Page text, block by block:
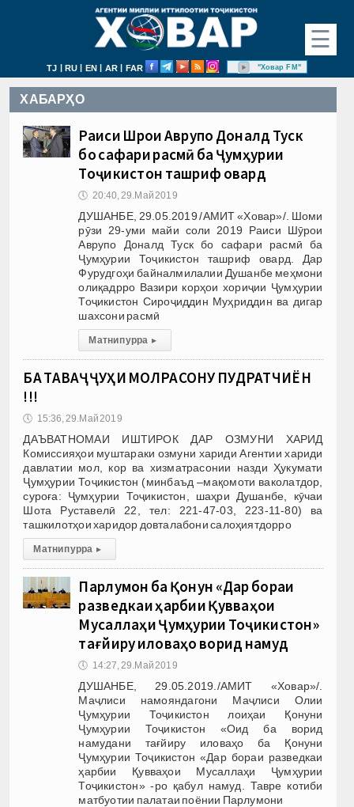
☰
TJ | RU | EN | AR | FAR "Ховар FM"
ХАБАРҲО
Раиси Шӯрои Аврупо Доналд Туск
бо сафари расмӣ ба Ҷумҳурии
Тоҷикистон ташриф овард
🕔 20:40, 29.Май 2019
ДУШАНБЕ, 29.05.2019 /АМИТ «Ховар»/. Шоми
рӯзи 29-уми майи соли 2019 Раиси Шӯрои
Аврупо Доналд Туск бо сафари расмӣ ба
Ҷумҳурии Тоҷикистон ташриф овард. Дар
Фурудгоҳи байналмилалии Душанбе меҳмони
олиқадрро Вазири корҳои хориҷии Ҷумҳурии
Тоҷикистон Сироҷиддин Муҳриддин ва дигар
шахсони расмӣ
Матни пурра ▸
БА ТАВАҶҶУҲИ МОЛРАСОНУ ПУДРАТЧИЁН
!!!
🕔 15:36, 29.Май 2019
ДАЪВАТНОМАИ ИШТИРОК ДАР ОЗМУНИ ХАРИД
Комиссияҳои муштараки озмуни хариди Агентии хариди
давлатии мол, кор ва хизматрасонии назди Ҳукумати
Ҷумҳурии Тоҷикистон (минбаъд –мақомоти ваколатдор,
суроға: Ҷумҳурии Тоҷикистон, шаҳри Душанбе, кӯчаи
Шота Руставелӣ 22, тел: 221-47-03, 223-11-80) ва
ташкилотҳои харидор довталабони салоҳиятдорро
Матни пурра ▸
Парлумон ба Қонун «Дар бораи
разведкаи ҳарбии Қувваҳои
Мусаллаҳи Ҷумҳурии Тоҷикистон»
тағйиру иловаҳо ворид намуд
🕔 14:27, 29.Май 2019
ДУШАНБЕ, 29.05.2019./АМИТ «Ховар»/.
Маҷлиси намояндагони Маҷлиси Олии
Ҷумҳурии Тоҷикистон лоиҳаи Қонуни
Ҷумҳурии Тоҷикистон «Оид ба ворид
намудани тағйиру иловаҳо ба Қонуни
Ҷумҳурии Тоҷикистон «Дар бораи разведкаи
ҳарбии Қувваҳои Мусаллаҳи Ҷумҳурии
Тоҷикистон» -ро қабул намуд. Тавре котиби
матбуотии палатаи поёнии Парлумони